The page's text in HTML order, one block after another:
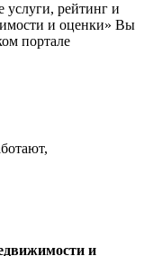
рейтинг и
и оценки» Вы
портале
и